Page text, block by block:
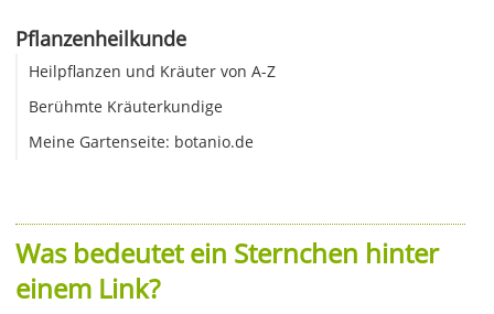
Pflanzenheilkunde
Heilpflanzen und Kräuter von A-Z
Berühmte Kräuterkundige
Meine Gartenseite: botanio.de
Was bedeutet ein Sternchen hinter
einem Link?